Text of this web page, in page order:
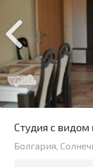
Студия с
Болгария,